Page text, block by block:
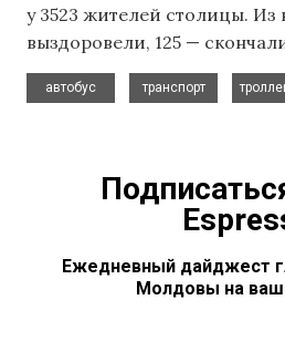
у 3523 жителей столицы. Из
выздоровели, 125 —
автобус
транспорт
Ежедневный дайджест
Молдовы на